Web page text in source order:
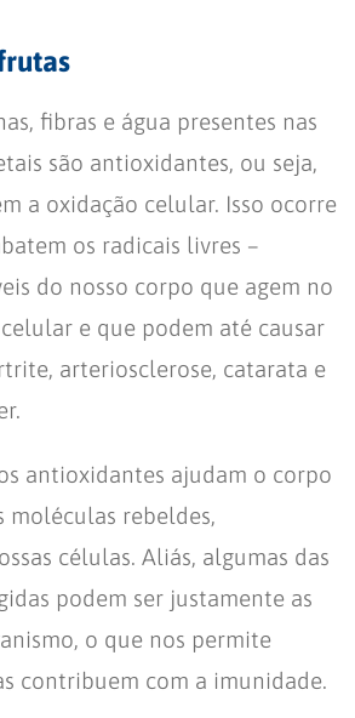
fibras e água presentes nas
são antioxidantes, ou seja,
a oxidação celular. Isso ocorre
os radicais livres –
do nosso corpo que agem no
e que podem até causar
arteriosclerose, catarata e
antioxidantes ajudam o corpo
moléculas rebeldes,
células. Aliás, algumas das
podem ser justamente as
o que nos permite
contribuem com a imunidade.